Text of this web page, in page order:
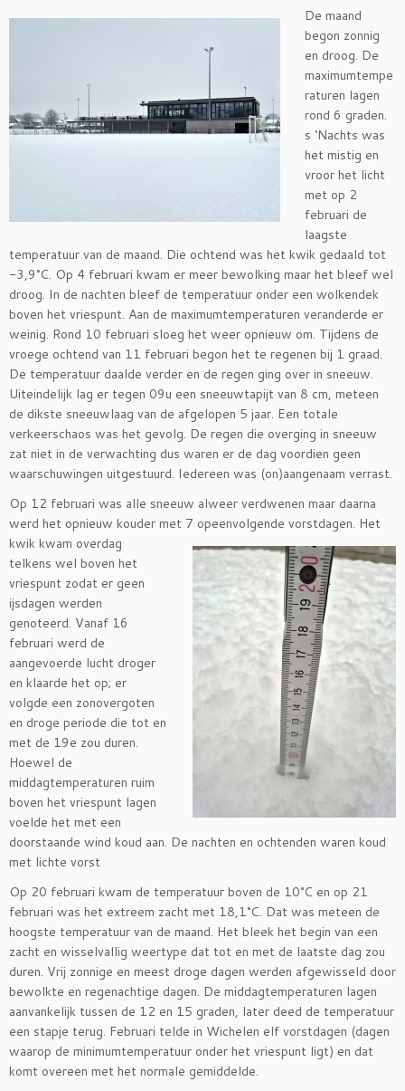
De maand
begon zonnig
en droog. De
maximumtempe
raturen lagen
rond 6 graden.
s ‘Nachts was
het mistig en
vroor het licht
met op 2
februari de
laagste
temperatuur van de maand. Die ochtend was het kwik gedaald tot
-3,9°C. Op 4 februari kwam er meer bewolking maar het bleef wel
droog. In de nachten bleef de temperatuur onder een wolkendek
boven het vriespunt. Aan de maximumtemperaturen veranderde er
weinig. Rond 10 februari sloeg het weer opnieuw om. Tijdens de
vroege ochtend van 11 februari begon het te regenen bij 1 graad.
De temperatuur daalde verder en de regen ging over in sneeuw.
Uiteindelijk lag er tegen 09u een sneeuwtapijt van 8 cm, meteen
de dikste sneeuwlaag van de afgelopen 5 jaar. Een totale
verkeerschaos was het gevolg. De regen die overging in sneeuw
zat niet in de verwachting dus waren er de dag voordien geen
waarschuwingen uitgestuurd. Iedereen was (on)aangenaam verrast.
Op 12 februari was alle sneeuw alweer verdwenen maar daarna
werd het opnieuw kouder met 7 opeenvolgende vorstdagen. Het
kwik kwam overdag
telkens wel boven het
vriespunt zodat er geen
ijsdagen werden
genoteerd. Vanaf 16
februari werd de
aangevoerde lucht droger
en klaarde het op; er
volgde een zonovergoten
en droge periode die tot en
met de 19e zou duren.
Hoewel de
middagtemperaturen ruim
boven het vriespunt lagen
voelde het met een
doorstaande wind koud aan. De nachten en ochtenden waren koud
met lichte vorst
Op 20 februari kwam de temperatuur boven de 10°C en op 21
februari was het extreem zacht met 18,1°C. Dat was meteen de
hoogste temperatuur van de maand. Het bleek het begin van een
zacht en wisselvallig weertype dat tot en met de laatste dag zou
duren. Vrij zonnige en meest droge dagen werden afgewisseld door
bewolkte en regenachtige dagen. De middagtemperaturen lagen
aanvankelijk tussen de 12 en 15 graden, later deed de temperatuur
een stapje terug. Februari telde in Wichelen elf vorstdagen (dagen
waarop de minimumtemperatuur onder het vriespunt ligt) en dat
komt overeen met het normale gemiddelde.